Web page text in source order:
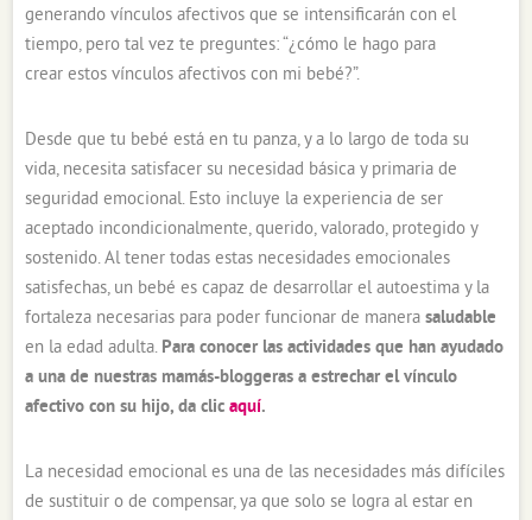
generando vínculos afectivos que se intensificarán con el
tiempo, pero tal vez te preguntes: “¿cómo le hago para
crear estos vínculos afectivos con mi bebé?”.
Desde que tu bebé está en tu panza, y a lo largo de toda su
vida, necesita satisfacer su necesidad básica y primaria de
seguridad emocional. Esto incluye la experiencia de ser
aceptado incondicionalmente, querido, valorado, protegido y
sostenido. Al tener todas estas necesidades emocionales
satisfechas, un bebé es capaz de desarrollar el autoestima y la
fortaleza necesarias para poder funcionar de manerasaludable
en la edad adulta. Para conocer las actividades que han ayudado
a una de nuestras mamás-bloggeras a estrechar el vínculo
afectivo con su hijo, da clicaquí.
La necesidad emocional es una de las necesidades más difíciles
de sustituir o de compensar, ya que solo se logra al estar en